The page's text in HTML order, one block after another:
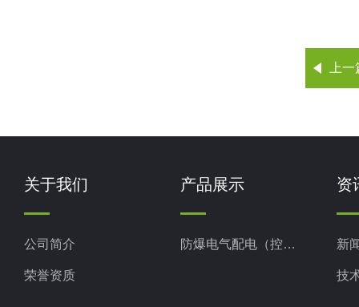
上
关于我们
公司简介
荣誉资质
产品展示
防爆电气配电（控制）产品
资
新
技